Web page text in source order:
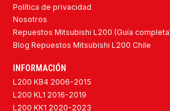
Política de privacidad
Nosotros
Repuestos Mitsubishi L200 (Guía
Blog Repuestos Mitsubishi L200 Chile
INFORMACIÓN
L200 KB4 2006-2015
L200 KL1 2016-2019
L200 KK1 2020-2023